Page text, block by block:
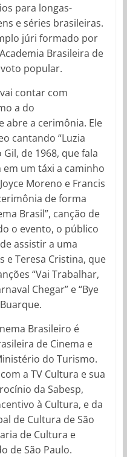
para longas-
e séries brasileiras.
júri formado por
Brasileira de
popular.
contar com
a do
abre a cerimônia. Ele
cantando “Luzia
de 1968, que fala
um táxi a caminho
Moreno e Francis
de forma
Brasil”, canção de
o evento, o público
assistir a uma
e Teresa Cristina, que
“Vai Trabalhar,
Chegar” e “Bye
Brasileiro é
de Cinema e
do Turismo.
a TV Cultura e sua
da Sabesp,
à Cultura, e da
de Cultura de São
de Cultura e
de São Paulo.